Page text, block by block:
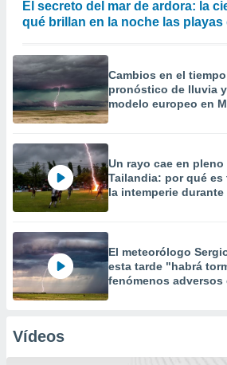
El secreto del mar de ardora: la
qué brillan en la noche las playas
Cambios en el
pronóstico de lluvia
modelo europeo en
Un rayo cae en
Tailandia: por qué
la intemperie
El meteorólogo
esta tarde "habrá
fenómenos
Vídeos